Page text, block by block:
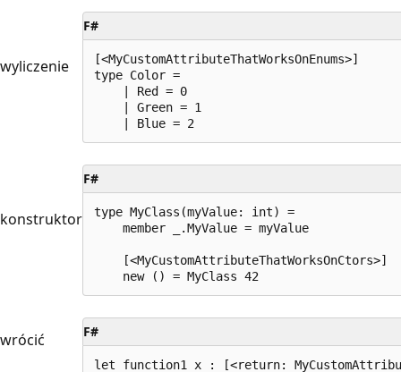
wyliczenie
F#
[<MyCustomAttributeThatWorksOnEnums>]
type Color =
    | Red = 0
    | Green = 1
konstruktor
F#
type MyClass(myValue: int) =
    member _.MyValue = myValue
    [<MyCustomAttributeThatWorksOnCtors>]
wrócić F#